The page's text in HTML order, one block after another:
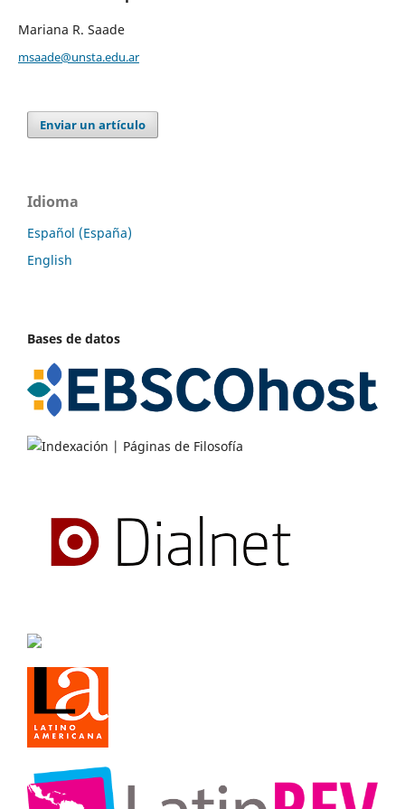
Mariana R. Saade
msaade@unsta.edu.ar
Enviar un artículo
Idioma
Español (España)
English
Bases de datos